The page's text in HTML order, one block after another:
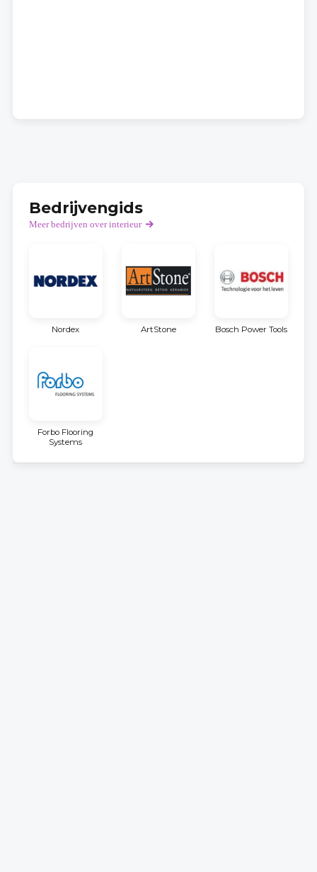
Bedrijvengids
Meer bedrijven over interieur
Nordex ArtStone Bosch Power Tools
Forbo Flooring
Systems